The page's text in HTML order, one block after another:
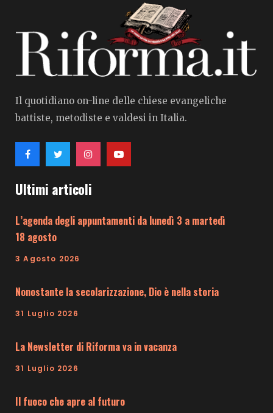
Il quotidiano on-line delle chiese evangeliche
battiste, metodiste e valdesi in Italia.
Ultimi articoli
L’agenda degli appuntamenti da lunedì 3 a martedì
18 agosto
3 Agosto 2026
Nonostante la secolarizzazione, Dio è nella storia
31 Luglio 2026
La Newsletter di Riforma va in vacanza
31 Luglio 2026
Il fuoco che apre al futuro